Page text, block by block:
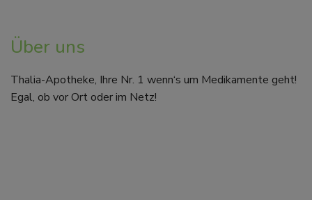
Über uns
Thalia-Apotheke, Ihre Nr. 1 wenn‘s um Medikamente geht!
Egal, ob vor Ort oder im Netz!